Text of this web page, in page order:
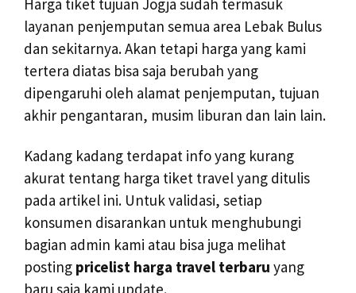
Harga tiket tujuan Jogja sudah termasuk
layanan penjemputan semua area Lebak Bulus
dan sekitarnya. Akan tetapi harga yang kami
tertera diatas bisa saja berubah yang
dipengaruhi oleh alamat penjemputan, tujuan
akhir pengantaran, musim liburan dan lain lain.
Kadang kadang terdapat info yang kurang
akurat tentang harga tiket travel yang ditulis
pada artikel ini. Untuk validasi, setiap
konsumen disarankan untuk menghubungi
bagian admin kami atau bisa juga melihat
posting pricelist harga travel terbaru yang
baru saja kami update.